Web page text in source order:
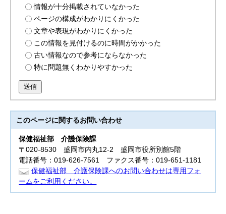
情報が十分掲載されていなかった
ページの構成がわかりにくかった
文章や表現がわかりにくかった
この情報を見付けるのに時間がかかった
古い情報なので参考にならなかった
特に問題無くわかりやすかった
送信
このページに関するお問い合わせ
保健福祉部介護保険課
〒020-8530 盛岡市内丸12-2 盛岡市役所別館5階
電話番号：019-626-7561 ファクス番号：019-651-1181
保健福祉部 介護保険課へのお問い合わせは専用フォ
ームをご利用ください。